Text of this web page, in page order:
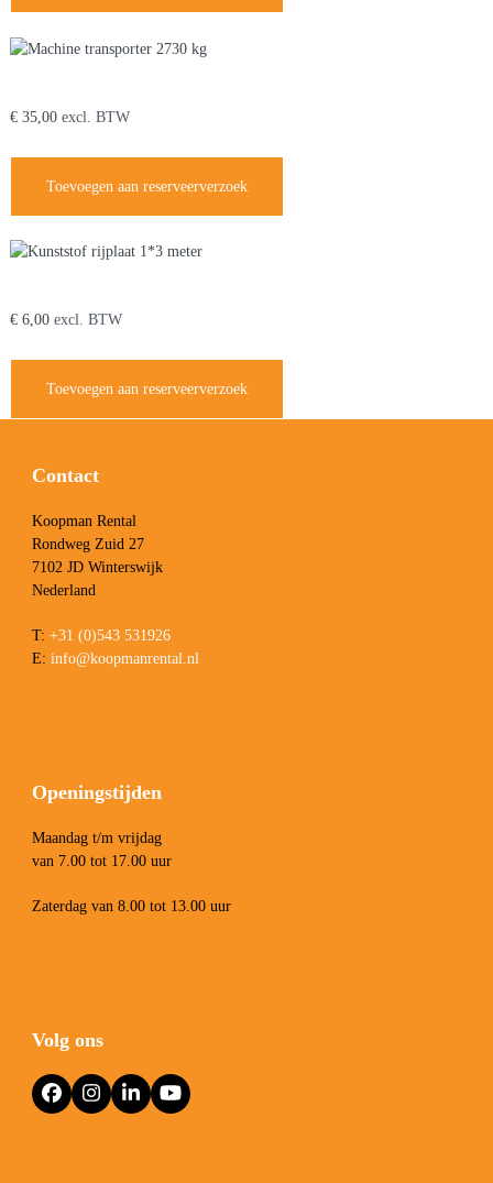
€35,00excl. BTW
Toevoegen aan reserveerverzoek
€6,00excl. BTW
Toevoegen aan reserveerverzoek
Contact
Koopman Rental
Rondweg Zuid 27
7102 JD Winterswijk
Nederland
T: +31 (0)543 531926
E: info@koopmanrental.nl
Openingstijden
Maandag t/m vrijdag
van 7.00 tot 17.00 uur
Zaterdag van 8.00 tot 13.00 uur
Volg ons
FacebookInstagram
LinkedInYouTube